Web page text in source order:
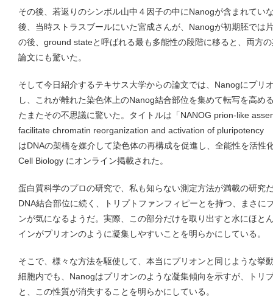
その後、若返りのシンボル山中４因子の中にNanogが含まれてい
後、当時ストラスブールにいた宮成さんが、Nanogが初期胚では
の後、ground stateと呼ばれる最も多能性の段階に移ると、両方
論文にも驚いた。
そして今日紹介するテキサス大学からの論文では、Nanogにプリ
し、これが離れた染色体上のNanog結合部位を集めて転写を高め
たまたその不思議に驚いた。タイトルは「NANOG prion-like
facilitate chromatin reorganization and activation of pluripotency
はDNAの架橋を媒介して染色体の再構成を促進し、全能性を活性
Cell Biology にオンライン掲載された。
蛋白質科学のプロの研究で、私も知らない測定方法が満載の研究
DNA結合部位に続く、トリプトファンフィピーとを持つ、まさに
ンが気になるようだ。実際、この部分だけを取り出すと水にほと
インがプリオンのように凝集しやすいことを明らかにしている。
そこで、様々な方法を駆使して、本当にプリオンと同じような挙
細胞内でも、Nanogはプリオンのような凝集傾向を示すが、トリ
と、この性質が消失することを明らかにしている。